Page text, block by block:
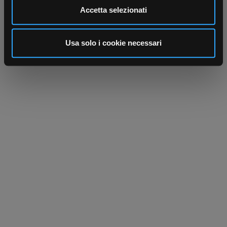
Utilizziamo i cookie per personalizzare contenuti ed
analizzare il nostro traffico. Condividiamo inoltre
informazioni sul modo in cui utilizza il nostro sito con i
nostri partner che si occupano di analisi dei dati web,
pubblicità e social media, i quali potrebbero combinarle
Accetta selezionati
Usa solo i cookie necessari